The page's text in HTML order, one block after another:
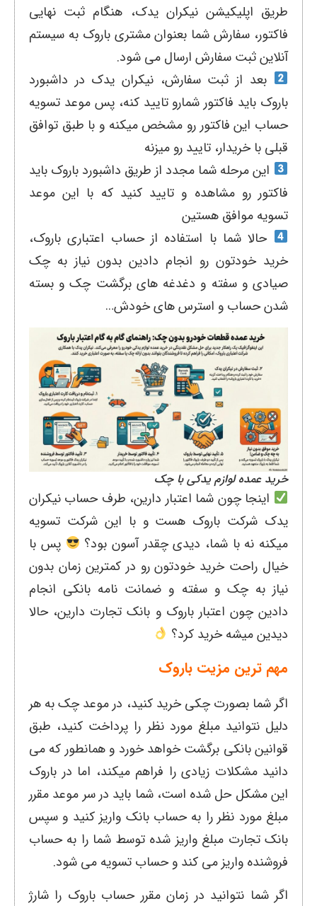
طریق اپلیکیشن نیکران یدک، هنگام ثبت نهایی
فاکتور، سفارش شما بعنوان مشتری باروک به سیستم
آنلاین ثبت سفارش ارسال می شود.
بعد از ثبت سفارش، نیکران یدک در داشبورد
باروک باید فاکتور شمارو تایید کنه، پس موعد تسویه
حساب این فاکتور رو مشخص میکنه و با طبق توافق
قبلی با خریدار، تایید رو میزنه
این مرحله شما مجدد از طریق داشبورد باروک باید
فاکتور رو مشاهده و تایید کنید که با این موعد
تسویه موافق هستین
حالا شما با استفاده از حساب اعتباری باروک،
خرید خودتون رو انجام دادین بدون نیاز به چک
صیادی و سفته و دغدغه های برگشت چک و بسته
شدن حساب و استرس های خودش…
خرید عمده لوازم یدکی با چک
اینجا چون شما اعتبار دارین، طرف حساب نیکران
یدک شرکت باروک هست و با این شرکت تسویه
میکنه نه با شما، دیدی چقدر آسون بود؟
پس با
خیال راحت خرید خودتون رو در کمترین زمان بدون
نیاز به چک و سفته و ضمانت نامه بانکی انجام
دادین چون اعتبار باروک و بانک تجارت دارین، حالا
دیدین میشه خرید کرد؟
مهم ترین مزیت باروک
اگر شما بصورت چکی خرید کنید، در موعد چک به هر
دلیل نتوانید مبلغ مورد نظر را پرداخت کنید، طبق
قوانین بانکی برگشت خواهد خورد و همانطور که می
دانید مشکلات زیادی را فراهم میکند، اما در باروک
این مشکل حل شده است، شما باید در سر موعد مقرر
مبلغ مورد نظر را به حساب بانک واریز کنید و سپس
بانک تجارت مبلغ واریز شده توسط شما را به حساب
فروشنده واریز می کند و حساب تسویه می شود.
اگر شما نتوانید در زمان مقرر حساب باروک را شارژ